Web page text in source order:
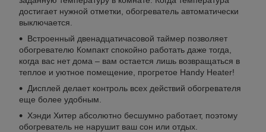
достигает нужной отметки, обогреватель автоматически
выключается.
Встроенный двенадцатичасовой таймер позволяет
обогревателю Компакт спокойно работать даже тогда,
когда вас нет дома – вам остается лишь возвращаться в
теплое и уютное помещение, прогретое Handy Heater!
Дисплей делает контроль всех действий обогревателя
еще более удобным.
Хэнди Хитер абсолютно бесшумно работает, поэтому
обогреватель не нарушит ваш сон или отдых.